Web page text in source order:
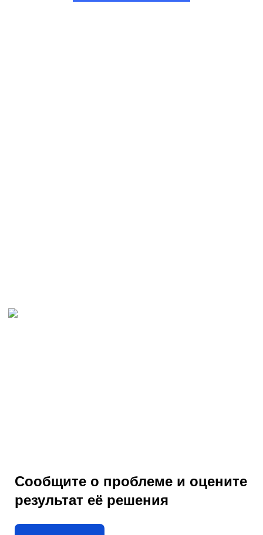
Сообщите о проблеме и оцените
результат её решения